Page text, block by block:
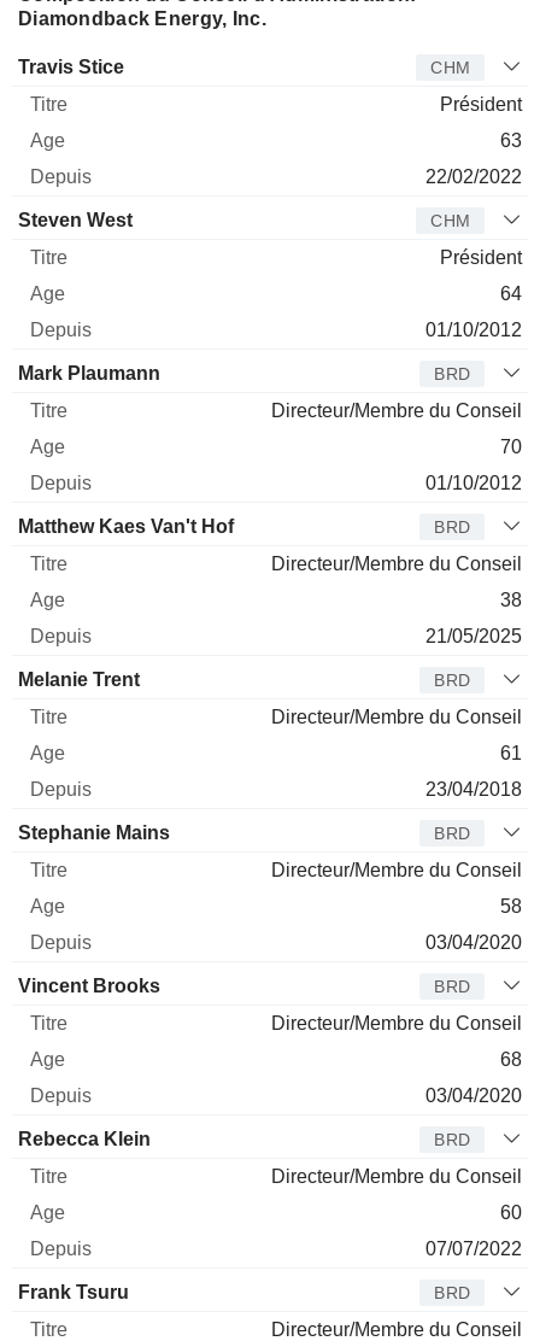
Diamondback Energy, Inc.
Administrateur
Travis Stice CHM
Président
63
22/02/2022
Steven West CHM
Président
64
01/10/2012
Mark Plaumann BRD
Directeur/Membre du Conseil
70
01/10/2012
Matthew Kaes Van't Hof BRD
Directeur/Membre du Conseil
38
21/05/2025
Melanie Trent BRD
Directeur/Membre du Conseil
61
23/04/2018
Stephanie Mains BRD
Directeur/Membre du Conseil
58
03/04/2020
Vincent Brooks BRD
Directeur/Membre du Conseil
68
03/04/2020
Rebecca Klein BRD
Directeur/Membre du Conseil
60
07/07/2022
Frank Tsuru BRD
Directeur/Membre du Conseil